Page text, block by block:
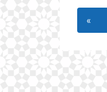
«